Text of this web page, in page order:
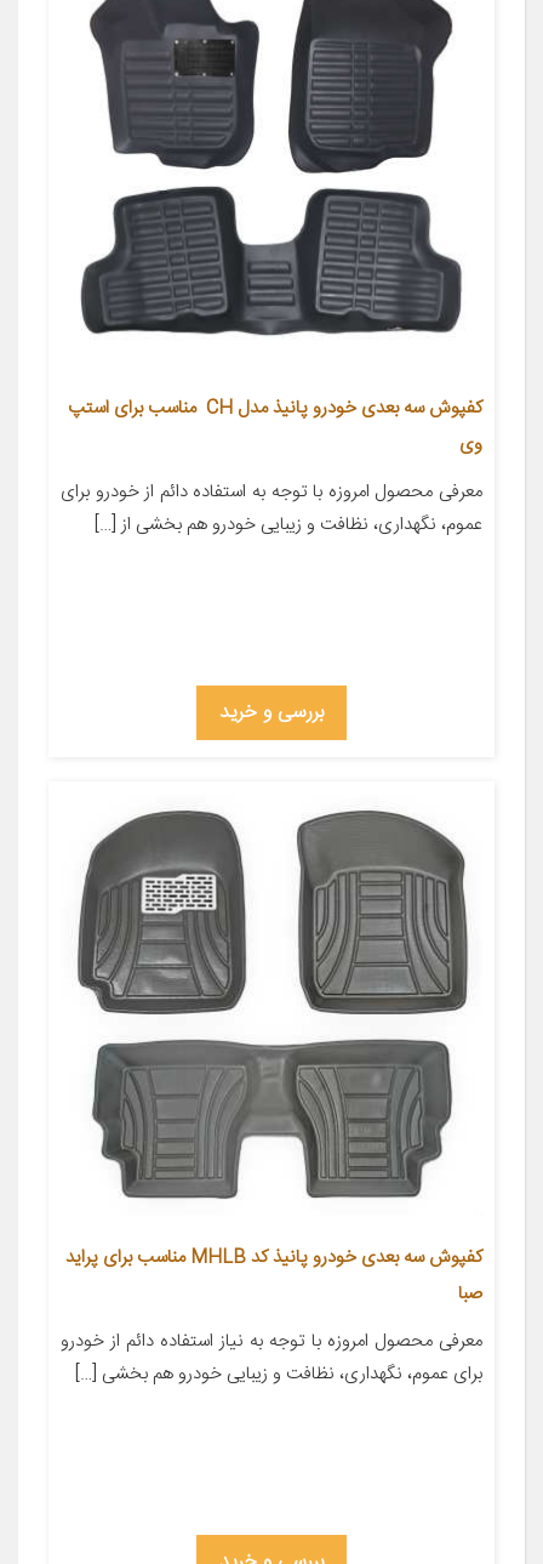
کفپوش سه بعدی خودرو پانیذ مدل CH مناسب برای استپ
وی
معرفی محصول امروزه با توجه به استفاده دائم از خودرو برای
عموم، نگهداری، نظافت و زیبایی خودرو هم بخشی از […]
بررسی و خرید
کفپوش سه بعدی خودرو پانیذ کد MHLB مناسب برای پراید
صبا
معرفی محصول امروزه با توجه به نیاز استفاده دائم از خودرو
برای عموم، نگهداری، نظافت و زیبایی خودرو هم بخشی […]